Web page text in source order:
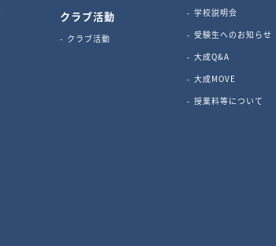
クラブ活動
クラブ活動
学校説明会
受験生へのお知らせ
大成Q&A
大成MOVE
授業料等について